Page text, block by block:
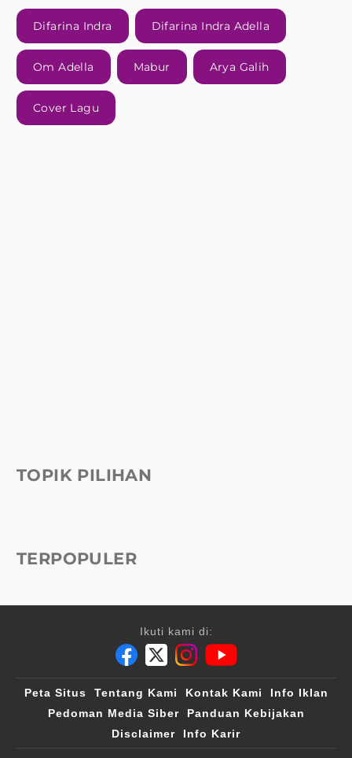
Difarina Indra Difarina Indra Adella
Om Adella Mabur Arya Galih
Cover Lagu
TOPIK PILIHAN
TERPOPULER
Ikuti kami di:
Peta Situs Tentang Kami Kontak Kami
Info Iklan
Pedoman Media Siber
Panduan Kebijakan
Disclaimer
Info Karir